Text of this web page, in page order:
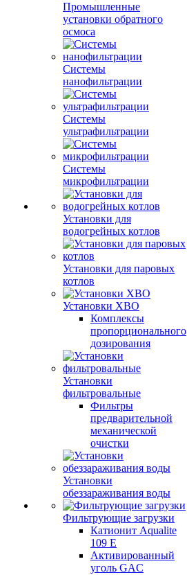
Промышленные
установки обратного
осмоса
Системы
нанофильтрации
Системы
ультрафильтрации
Системы
микрофильтрации
Установки для
водогрейных котлов
Установки для паровых
котлов
Установки ХВО
Комплексы
пропорционального
дозирования
Установки
фильтровальные
Фильтры
предварительной
механической
очистки
Установки
обеззараживания воды
Фильтрующие загрузки
Катионит Aqualite
109 E
Активированный
уголь GAC